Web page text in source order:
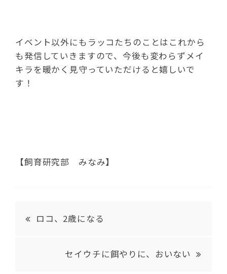
イベント以外にもラッコたちのことはこれから
も発信していきますので、今後も変わらずメイ
キラを暖かく見守っていただけると嬉しいで
す！
【飼育研究部 みなみ】
ロコ、2歳になる
セイウチに餌やりに、おいない